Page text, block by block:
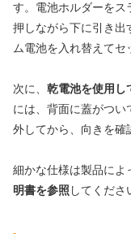
す。電池ホルダーをス
押しながら下に引き出
ム電池を入れ替えてセ
次に、 乾電池を使用し
には、背面に蓋がつい
外してから、向きを確
細かな仕様は製品によ
明書を参照 してくださ